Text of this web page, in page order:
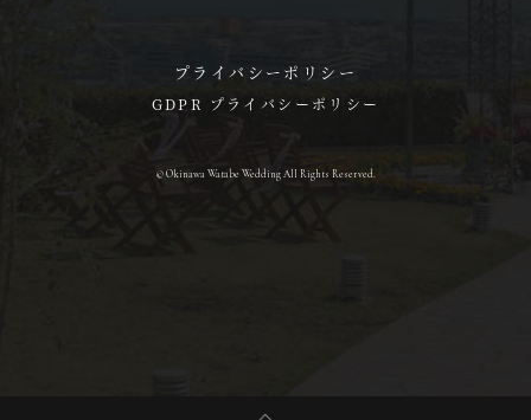
プライバシーポリシー
GDPR プライバシーポリシー
© Okinawa Watabe Wedding All Rights Reserved.